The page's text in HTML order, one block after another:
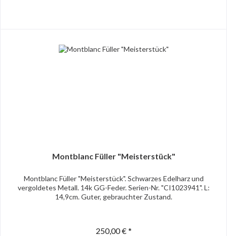
Montblanc Füller "Meisterstück"
Montblanc Füller "Meisterstück". Schwarzes Edelharz und
vergoldetes Metall. 14k GG-Feder. Serien-Nr. "CI1023941". L:
14,9cm. Guter, gebrauchter Zustand.
250,00 € *